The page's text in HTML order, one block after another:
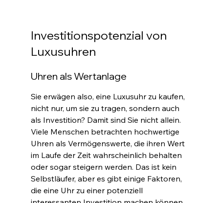
Investitionspotenzial von
Luxusuhren
Uhren als Wertanlage
Sie erwägen also, eine Luxusuhr zu kaufen,
nicht nur, um sie zu tragen, sondern auch
als Investition? Damit sind Sie nicht allein.
Viele Menschen betrachten hochwertige
Uhren als Vermögenswerte, die ihren Wert
im Laufe der Zeit wahrscheinlich behalten
oder sogar steigern werden. Das ist kein
Selbstläufer, aber es gibt einige Faktoren,
die eine Uhr zu einer potenziell